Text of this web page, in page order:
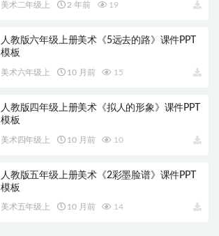
美术二年级上 2 年前 19
人教版六年级上册美术《5远去的路》课件PPT
模板
美术六年级上 10 月前 15
人教版四年级上册美术《拟人的形象》课件PPT
模板
美术四年级上 10 月前 10
人教版五年级上册美术《2彩墨脸谱》课件PPT
模板
美术五年级上 10 月前 14